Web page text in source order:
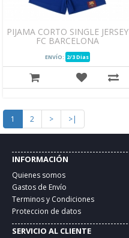
PIJAMA CORTO SINGLE JERSEY
FC BARCELONA
ENVÍO: 2/3 Dias
1 2 > >|
INFORMACIÓN
Quienes somos
Gastos de Envío
Terminos y Condiciones
Proteccion de datos
SERVICIO AL CLIENTE